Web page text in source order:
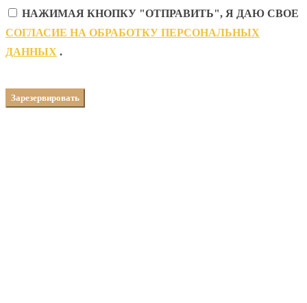
НАЖИМАЯ КНОПКУ "ОТПРАВИТЬ", Я ДАЮ СВОЕ
CОГЛАСИЕ НА ОБРАБОТКУ ПЕРСОНАЛЬНЫХ
ДАННЫХ .